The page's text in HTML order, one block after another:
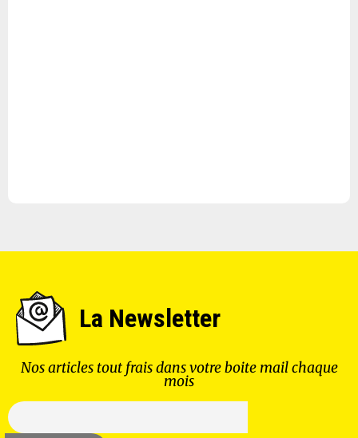
La Newsletter
Nos articles tout frais dans votre boite mail chaque
mois